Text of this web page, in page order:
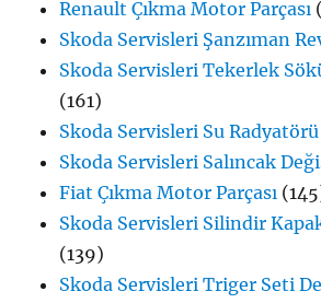
Renault Çıkma Motor Parçası
Skoda Servisleri Şanzıman
Skoda Servisleri Tekerlek
(161)
Skoda Servisleri Su
Skoda Servisleri Salıncak
Fiat Çıkma Motor Parçası
Skoda Servisleri Silindir
(139)
Skoda Servisleri Triger Seti